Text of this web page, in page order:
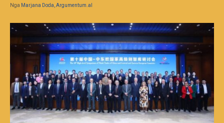
Nga Marjana Doda, Argumentum.al